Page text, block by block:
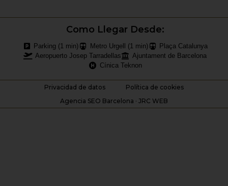
Como Llegar Desde:
Parking (1 min) Metro Urgell (1 min)
Plaça Catalunya
Aeropuerto Josep Tarradellas
Ajuntament de Barcelona
Cínica Teknon
Privacidad de datos
Política de cookies
Agencia SEO Barcelona · JRC WEB